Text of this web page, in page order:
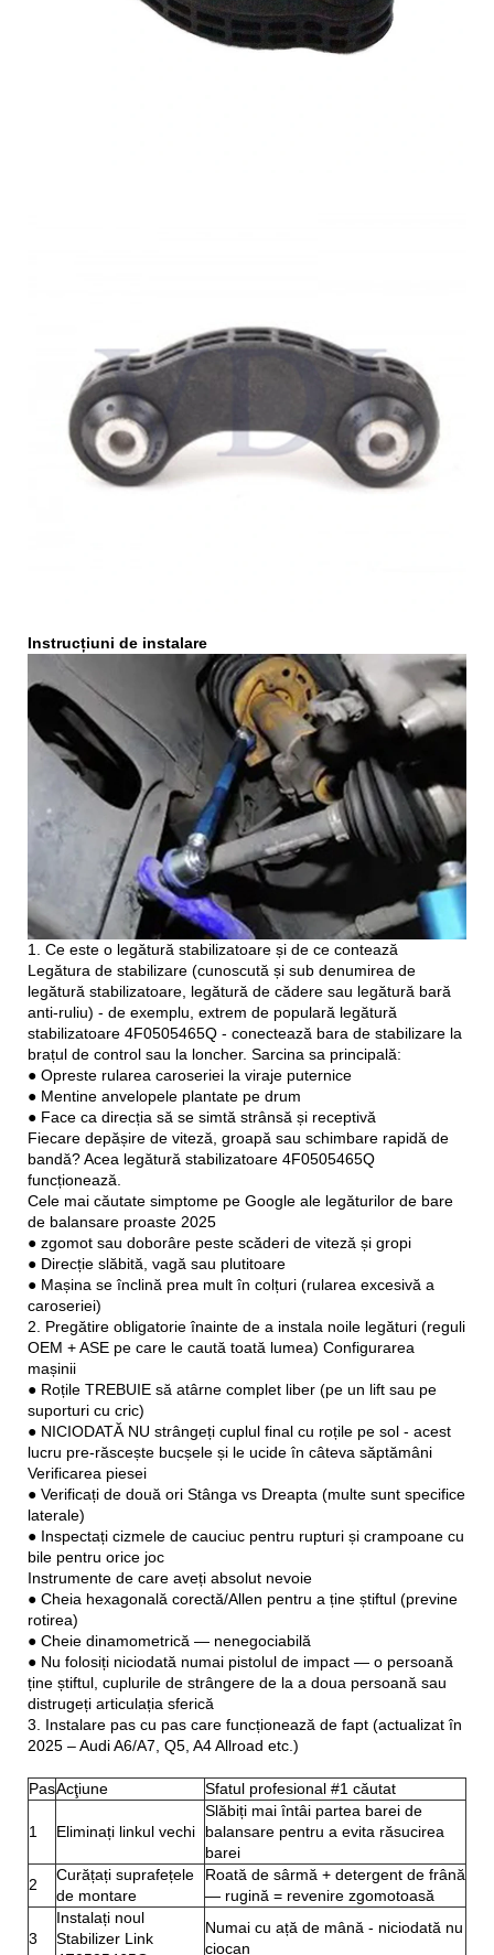
Instrucțiuni de instalare
1. Ce este o legătură stabilizatoare și de ce contează
Legătura de stabilizare (cunoscută și sub denumirea de
legătură stabilizatoare, legătură de cădere sau legătură bară
anti-ruliu) - de exemplu, extrem de populară legătură
stabilizatoare 4F0505465Q - conectează bara de stabilizare la
brațul de control sau la loncher. Sarcina sa principală:
● Opreste rularea caroseriei la viraje puternice
● Mentine anvelopele plantate pe drum
● Face ca direcția să se simtă strânsă și receptivă
Fiecare depășire de viteză, groapă sau schimbare rapidă de
bandă? Acea legătură stabilizatoare 4F0505465Q
funcționează.
Cele mai căutate simptome pe Google ale legăturilor de bare
de balansare proaste 2025
● zgomot sau doborâre peste scăderi de viteză și gropi
● Direcție slăbită, vagă sau plutitoare
● Mașina se înclină prea mult în colțuri (rularea excesivă a
caroseriei)
2. Pregătire obligatorie înainte de a instala noile legături (reguli
OEM + ASE pe care le caută toată lumea) Configurarea
mașinii
● Roțile TREBUIE să atârne complet liber (pe un lift sau pe
suporturi cu cric)
● NICIODATĂ NU strângeți cuplul final cu roțile pe sol - acest
lucru pre-răscește bucșele și le ucide în câteva săptămâni
Verificarea piesei
● Verificați de două ori Stânga vs Dreapta (multe sunt specifice
laterale)
● Inspectați cizmele de cauciuc pentru rupturi și crampoane cu
bile pentru orice joc
Instrumente de care aveți absolut nevoie
● Cheia hexagonală corectă/Allen pentru a ține știftul (previne
rotirea)
● Cheie dinamometrică — nenegociabilă
● Nu folosiți niciodată numai pistolul de impact — o persoană
ține știftul, cuplurile de strângere de la a doua persoană sau
distrugeți articulația sferică
3. Instalare pas cu pas care funcționează de fapt (actualizat în
2025 – Audi A6/A7, Q5, A4 Allroad etc.)
PasAcţiune Sfatul profesional #1 căutat
1 Eliminați linkul vechi
Slăbiți mai întâi partea barei de
balansare pentru a evita răsucirea
barei
2
Curățați suprafețele
de montare
Roată de sârmă + detergent de frână
— rugină = revenire zgomotoasă
3
Instalați noul
Stabilizer Link
Numai cu ață de mână - niciodată nu
ciocan